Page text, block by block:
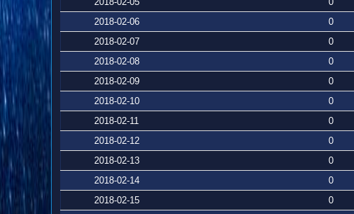
2018-02-06
0
2018-02-07
0
2018-02-08
0
2018-02-09
0
2018-02-10
0
2018-02-11
0
2018-02-12
0
2018-02-13
0
2018-02-14
0
2018-02-15
0